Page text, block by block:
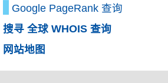
Google PageRank 查询
搜寻 全球 WHOIS 查询
网站地图